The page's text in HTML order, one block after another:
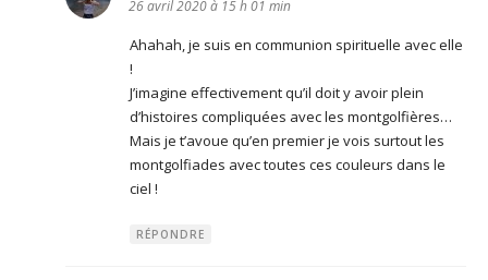
26 avril 2020 à 15 h 01 min
Ahahah, je suis en communion spirituelle avec elle
!
J’imagine effectivement qu’il doit y avoir plein
d’histoires compliquées avec les montgolfières…
Mais je t’avoue qu’en premier je vois surtout les
montgolfiades avec toutes ces couleurs dans le
ciel !
RÉPONDRE